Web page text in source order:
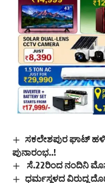
ಸಕಲೇಶಪುರ ಘಾಟ್‌
ಪುನಾರಂಭ..!
ಸೆ.22ರಿಂದ ನಂದಿನಿ
ಧರ್ಮಸ್ಥಳದ ವಿರುದ್ಧ